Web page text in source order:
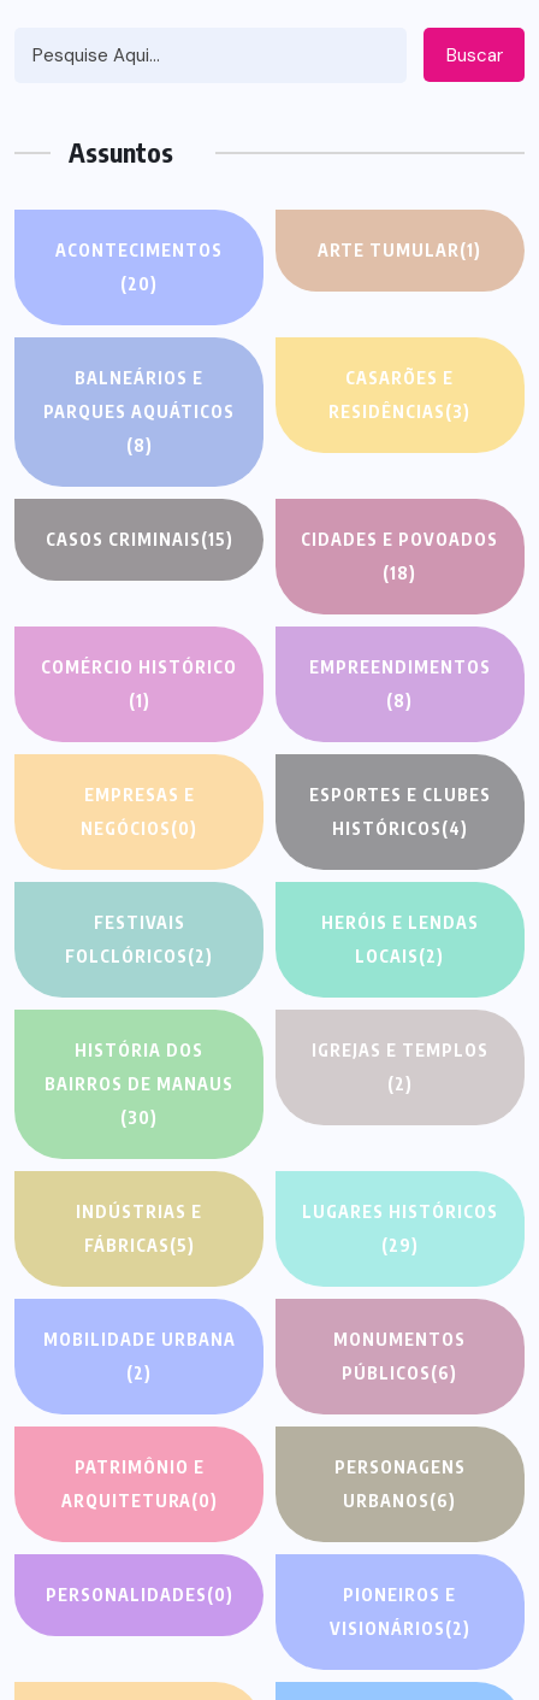
Buscar
Assuntos
ACONTECIMENTOS
(20)
ARTE TUMULAR(1)
BALNEÁRIOS E
PARQUES AQUÁTICOS
(8)
CASARÕES E
RESIDÊNCIAS(3)
CASOS CRIMINAIS(15)
CIDADES E POVOADOS
(18)
COMÉRCIO HISTÓRICO
(1)
EMPREENDIMENTOS
(8)
EMPRESAS E
NEGÓCIOS(0)
ESPORTES E CLUBES
HISTÓRICOS(4)
FESTIVAIS
FOLCLÓRICOS(2)
HERÓIS E LENDAS
LOCAIS(2)
HISTÓRIA DOS
BAIRROS DE MANAUS
(30)
IGREJAS E TEMPLOS
(2)
INDÚSTRIAS E
FÁBRICAS(5)
LUGARES HISTÓRICOS
(29)
MOBILIDADE URBANA
(2)
MONUMENTOS
PÚBLICOS(6)
PATRIMÔNIO E
ARQUITETURA(0)
PERSONAGENS
URBANOS(6)
PERSONALIDADES(0)
PIONEIROS E
VISIONÁRIOS(2)